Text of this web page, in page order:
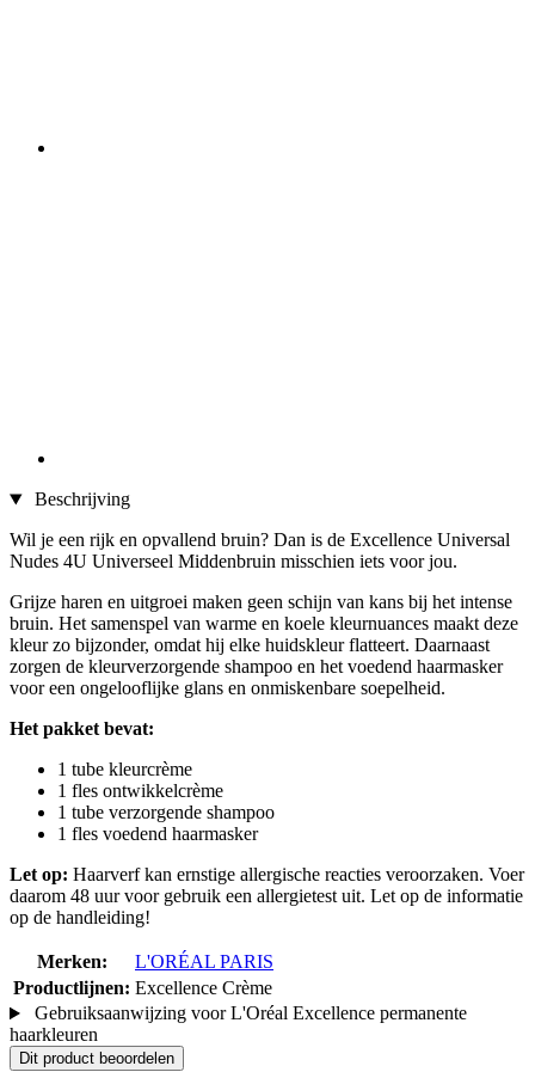
Beschrijving
Wil je een rijk en opvallend bruin? Dan is de Excellence Universal
Nudes 4U Universeel Middenbruin misschien iets voor jou.
Grijze haren en uitgroei maken geen schijn van kans bij het intense
bruin. Het samenspel van warme en koele kleurnuances maakt deze
kleur zo bijzonder, omdat hij elke huidskleur flatteert. Daarnaast
zorgen de kleurverzorgende shampoo en het voedend haarmasker
voor een ongelooflijke glans en onmiskenbare soepelheid.
Het pakket bevat:
1 tube kleurcrème
1 fles ontwikkelcrème
1 tube verzorgende shampoo
1 fles voedend haarmasker
Let op: Haarverf kan ernstige allergische reacties veroorzaken. Voer
daarom 48 uur voor gebruik een allergietest uit. Let op de informatie
op de handleiding!
Merken:
L'ORÉAL PARIS
Productlijnen: Excellence Crème
Gebruiksaanwijzing voor L'Oréal Excellence permanente
haarkleuren
Dit product beoordelen